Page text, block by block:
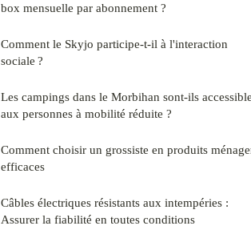
box mensuelle par abonnement ?
Comment le Skyjo participe-t-il à l'interaction
sociale ?
Les campings dans le Morbihan sont-ils
aux personnes à mobilité réduite ?
Comment choisir un grossiste en produits
efficaces
Câbles électriques résistants aux intempéries :
Assurer la fiabilité en toutes conditions